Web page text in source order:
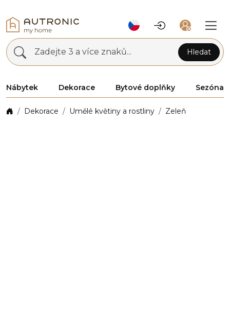
Zadejte 3 a více znaků... Hledat
Nábytek Dekorace Bytové doplňky Sezóna
Dekorace Umělé květiny a rostliny Zeleň